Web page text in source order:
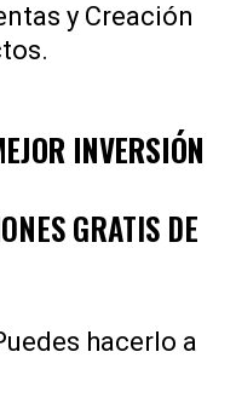
y Creación
INVERSIÓN
GRATIS DE
hacerlo a